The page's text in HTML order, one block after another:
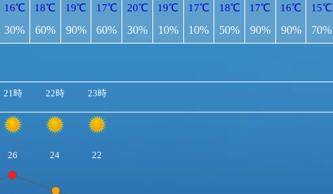
16℃
30%
18℃
60%
19℃
90%
17℃
60%
20℃
30%
19℃
10%
17℃
10%
18℃
50%
17℃
90%
16℃
90%
15℃
70%
21時 22時 23時
26 24 22